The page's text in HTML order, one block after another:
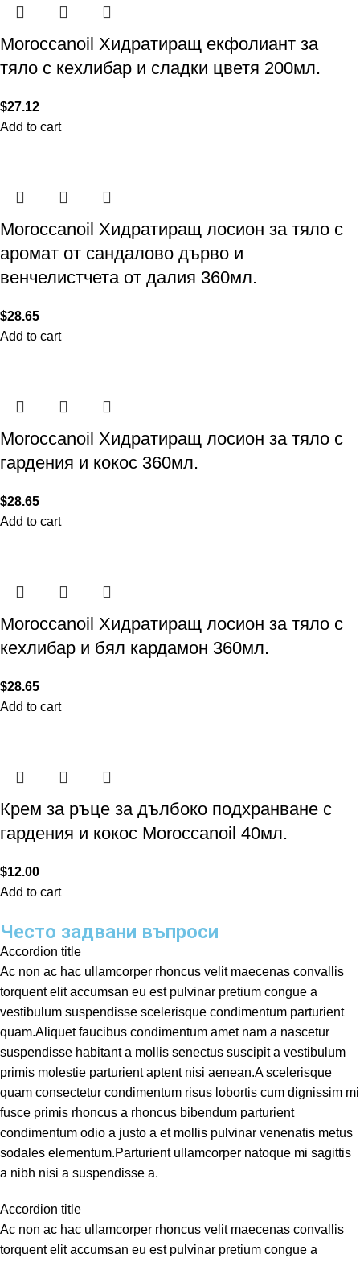
Moroccanoil Хидратиращ екфолиант за
тяло с кехлибар и сладки цветя 200мл.
$27.12
Add to cart
Moroccanoil Хидратиращ лосион за тяло с
аромат от сандалово дърво и
венчелистчета от далия 360мл.
$28.65
Add to cart
Moroccanoil Хидратиращ лосион за тяло с
гардения и кокос 360мл.
$28.65
Add to cart
Moroccanoil Хидратиращ лосион за тяло с
кехлибар и бял кардамон 360мл.
$28.65
Add to cart
Крем за ръце за дълбоко подхранване с
гардения и кокос Moroccanoil 40мл.
$12.00
Add to cart
Често задвани въпроси
Accordion title
Ac non ac hac ullamcorper rhoncus velit maecenas convallis
torquent elit accumsan eu est pulvinar pretium congue a
vestibulum suspendisse scelerisque condimentum parturient
quam.Aliquet faucibus condimentum amet nam a nascetur
suspendisse habitant a mollis senectus suscipit a vestibulum
primis molestie parturient aptent nisi aenean.A scelerisque
quam consectetur condimentum risus lobortis cum dignissim mi
fusce primis rhoncus a rhoncus bibendum parturient
condimentum odio a justo a et mollis pulvinar venenatis metus
sodales elementum.Parturient ullamcorper natoque mi sagittis
a nibh nisi a suspendisse a.
Accordion title
Ac non ac hac ullamcorper rhoncus velit maecenas convallis
torquent elit accumsan eu est pulvinar pretium congue a